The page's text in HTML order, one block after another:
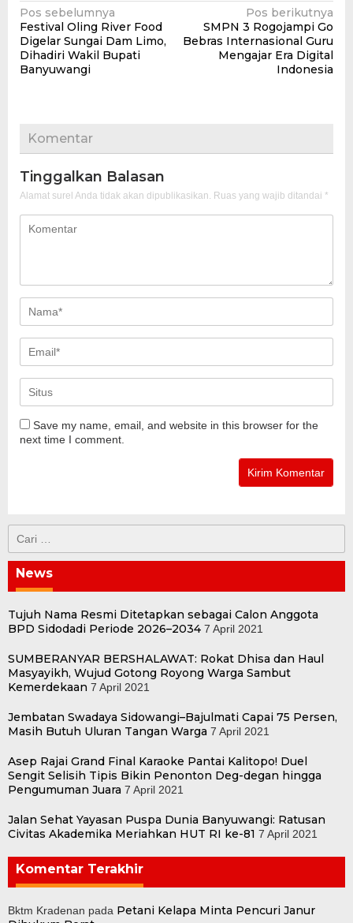
Navigasi
pos
Pos sebelumnya
Festival Oling River Food
Digelar Sungai Dam Limo,
Dihadiri Wakil Bupati
Banyuwangi
Pos berikutnya
SMPN 3 Rogojampi Go
Bebras Internasional Guru
Mengajar Era Digital
Indonesia
Komentar
Tinggalkan Balasan
Alamat surel Anda tidak akan dipublikasikan. Ruas yang wajib ditandai *
Save my name, email, and website in this browser for the
next time I comment.
untuk:
News
Tujuh Nama Resmi Ditetapkan sebagai Calon Anggota
BPD Sidodadi Periode 2026–2034 7 April 2021
SUMBERANYAR BERSHALAWAT: Rokat Dhisa dan Haul
Masyayikh, Wujud Gotong Royong Warga Sambut
Kemerdekaan 7 April 2021
Jembatan Swadaya Sidowangi–Bajulmati Capai 75 Persen,
Masih Butuh Uluran Tangan Warga 7 April 2021
Asep Rajai Grand Final Karaoke Pantai Kalitopo! Duel
Sengit Selisih Tipis Bikin Penonton Deg-degan hingga
Pengumuman Juara 7 April 2021
Jalan Sehat Yayasan Puspa Dunia Banyuwangi: Ratusan
Civitas Akademika Meriahkan HUT RI ke-81 7 April 2021
Komentar Terakhir
Bktm Kradenan pada Petani Kelapa Minta Pencuri Janur